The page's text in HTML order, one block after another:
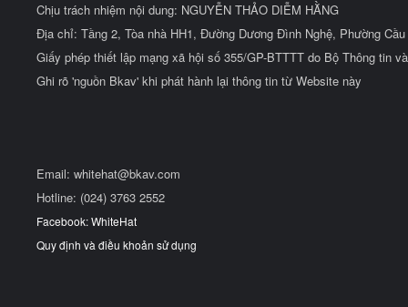
Chịu trách nhiệm nội dung: NGUYỄN THẢO DIỄM HẰNG
Địa chỉ: Tầng 2, Tòa nhà HH1, Đường Dương Đình Nghệ, Phường
Giấy phép thiết lập mạng xã hội số 355/GP-BTTTT do Bộ Thông tin
Ghi rõ 'nguồn Bkav' khi phát hành lại thông tin từ Website này
Email: whitehat@bkav.com
Hotline: (024) 3763 2552
Facebook: WhiteHat
Quy định và điều khoản sử dụng